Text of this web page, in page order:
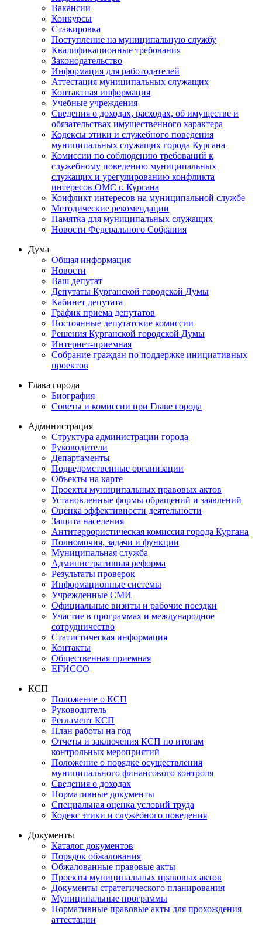
Вакансии
Конкурсы
Стажировка
Поступление на муниципальную службу
Квалификационные требования
Законодательство
Информация для работодателей
Аттестация муниципальных служащих
Контактная информация
Учебные учреждения
Сведения о доходах, расходах, об имуществе и
обязательствах имущественного характера
Кодексы этики и служебного поведения
муниципальных служащих города Кургана
Комиссии по соблюдению требований к
служебному поведению муниципальных
служащих и урегулированию конфликта
интересов ОМС г. Кургана
Конфликт интересов на муниципальной службе
Методические рекомендации
Памятка для муниципальных служащих
Новости Федерального Cобрания
Дума
Общая информация
Новости
Ваш депутат
Депутаты Курганской городской Думы
Кабинет депутата
График приема депутатов
Постоянные депутатские комиссии
Решения Курганской городской Думы
Интернет-приемная
Собрание граждан по поддержке инициативных
проектов
Глава города
Биография
Советы и комиссии при Главе города
Администрация
Структура администрации города
Руководители
Департаменты
Подведомственные организации
Объекты на карте
Проекты муниципальных правовых актов
Установленные формы обращений и заявлений
Оценка эффективности деятельности
Защита населения
Антитеррористическая комиссия города Кургана
Полномочия, задачи и функции
Муниципальная служба
Административная реформа
Результаты проверок
Информационные системы
Учрежденные СМИ
Официальные визиты и рабочие поездки
Участие в программах и международное
сотрудничество
Статистическая информация
Контакты
Общественная приемная
ЕГИССО
КСП
Положение о КСП
Руководитель
Регламент КСП
План работы на год
Отчеты и заключения КСП по итогам
контрольных мероприятий
Положение о порядке осуществления
муниципального финансового контроля
Сведения о доходах
Нормативные документы
Специальная оценка условий труда
Кодекс этики и служебного поведения
Документы
Каталог документов
Порядок обжалования
Обжалованные правовые акты
Проекты муниципальных правовых актов
Документы стратегического планирования
Муниципальные программы
Нормативные правовые акты для прохождения
аттестации